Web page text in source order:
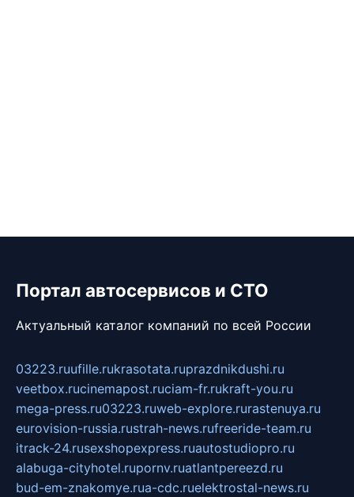
Портал автосервисов и СТО
Актуальный каталог компаний по всей России
03223.ruufille.rukrasotata.ruprazdnikdushi.ru
veetbox.rucinemapost.ruciam-fr.rukraft-you.ru
mega-press.ru03223.ruweb-explore.rurastenuya.ru
eurovision-russia.rustrah-news.rufreeride-team.ru
itrack-24.rusexshopexpress.ruautostudiopro.ru
alabuga-cityhotel.rupornv.ruatlantpereezd.ru
bud-em-znakomye.rua-cdc.ruelektrostal-news.ru